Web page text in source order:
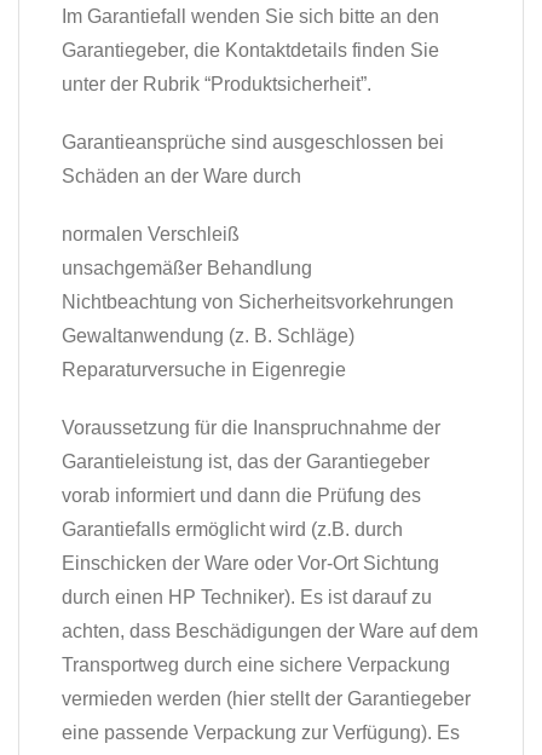
Im Garantiefall wenden Sie sich bitte an den
Garantiegeber, die Kontaktdetails finden Sie
unter der Rubrik “Produktsicherheit”.
Garantieansprüche sind ausgeschlossen bei
Schäden an der Ware durch
normalen Verschleiß
unsachgemäßer Behandlung
Nichtbeachtung von Sicherheitsvorkehrungen
Gewaltanwendung (z. B. Schläge)
Reparaturversuche in Eigenregie
Voraussetzung für die Inanspruchnahme der
Garantieleistung ist, das der Garantiegeber
vorab informiert und dann die Prüfung des
Garantiefalls ermöglicht wird (z.B. durch
Einschicken der Ware oder Vor-Ort Sichtung
durch einen HP Techniker). Es ist darauf zu
achten, dass Beschädigungen der Ware auf dem
Transportweg durch eine sichere Verpackung
vermieden werden (hier stellt der Garantiegeber
eine passende Verpackung zur Verfügung). Es